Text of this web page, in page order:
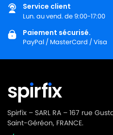
Service client
Lun. au vend. de 9:00-17:00
Paiement sécurisé.
PayPal / MasterCard / Visa
Spirfix – SARL RA – 167 rue
Saint-Géréon, FRANCE.